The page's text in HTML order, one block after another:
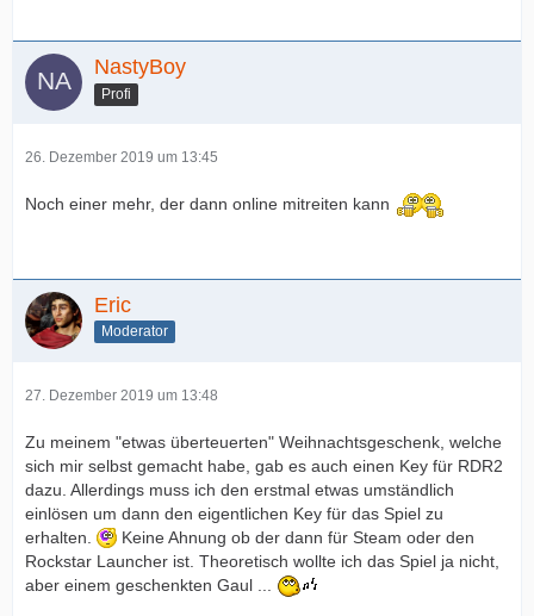
NastyBoy
Profi
26. Dezember 2019 um 13:45
Noch einer mehr, der dann online mitreiten kann
Eric
Moderator
27. Dezember 2019 um 13:48
Zu meinem "etwas überteuerten" Weihnachtsgeschenk, welche
sich mir selbst gemacht habe, gab es auch einen Key für RDR2
dazu. Allerdings muss ich den erstmal etwas umständlich
einlösen um dann den eigentlichen Key für das Spiel zu
erhalten.
Keine Ahnung ob der dann für Steam oder den
Rockstar Launcher ist. Theoretisch wollte ich das Spiel ja nicht,
aber einem geschenkten Gaul ...